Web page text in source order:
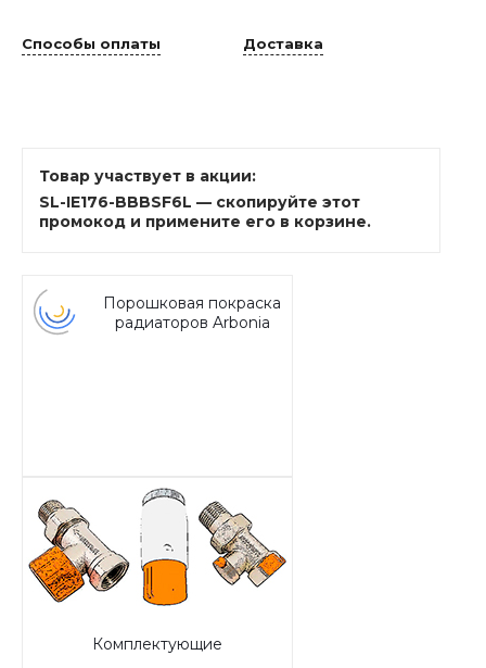
Способы оплаты Доставка
Товар участвует в акции:
SL-IE176-BBBSF6L — скопируйте этот
промокод и примените его в корзине.
Порошковая покраска
радиаторов Arbonia
Комплектующие